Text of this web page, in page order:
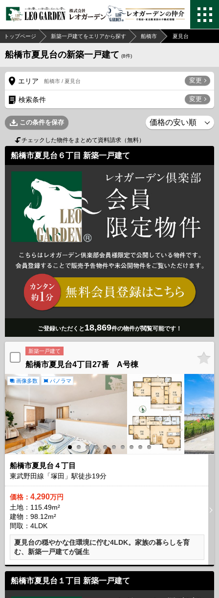
トップページ 新築一戸建てをエリアから探す 船橋市 夏見台
船橋市夏見台の新築一戸建て (8件)
エリア 船橋市 / 夏見台 変更
検索条件 変更
この条件を保存
チェックした物件をまとめて資料請求（無料）
船橋市夏見台６丁目 新築一戸建て
ご登録いただくと 18,869件の物件が閲覧可能です！
新築一戸建て
船橋市夏見台4丁目27番 A号棟
画像多数 パノラマ
船橋市夏見台４丁目
東武野田線「塚田」駅徒歩19分
価格： 4,290万円
土地：115.49m²
建物：98.12m²
間取：4LDK
夏見台の穏やかな住環境に佇む4LDK。家族の暮らしを育
む、新築一戸建てが誕生
船橋市夏見台１丁目 新築一戸建て